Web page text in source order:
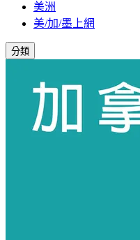
美洲
美/加/墨上網
分類